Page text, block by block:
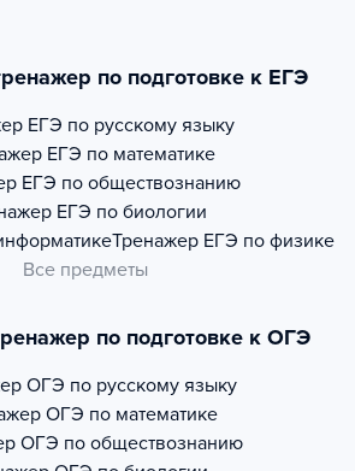
по подготовке к ЕГЭ
ЕГЭ по русскому языку
ЕГЭ по математике
ЕГЭ по обществознанию
ЕГЭ по биологии
Тренажер ЕГЭ по физике
Все предметы
по подготовке к ОГЭ
ОГЭ по русскому языку
ОГЭ по математике
ОГЭ по обществознанию